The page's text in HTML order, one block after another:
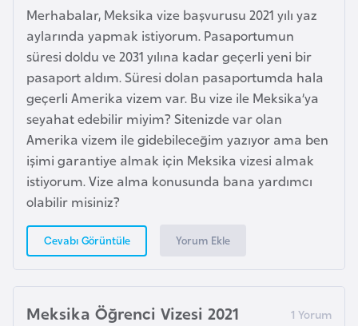
Merhabalar, Meksika vize başvurusu 2021 yılı yaz
aylarında yapmak istiyorum. Pasaportumun
süresi doldu ve 2031 yılına kadar geçerli yeni bir
pasaport aldım. Süresi dolan pasaportumda hala
geçerli Amerika vizem var. Bu vize ile Meksika’ya
seyahat edebilir miyim? Sitenizde var olan
Amerika vizem ile gidebileceğim yazıyor ama ben
işimi garantiye almak için Meksika vizesi almak
istiyorum. Vize alma konusunda bana yardımcı
olabilir misiniz?
Cevabı Görüntüle Yorum Ekle
Meksika Öğrenci Vizesi 2021
e
I
r
a
k
İ
r
l
a
d
a